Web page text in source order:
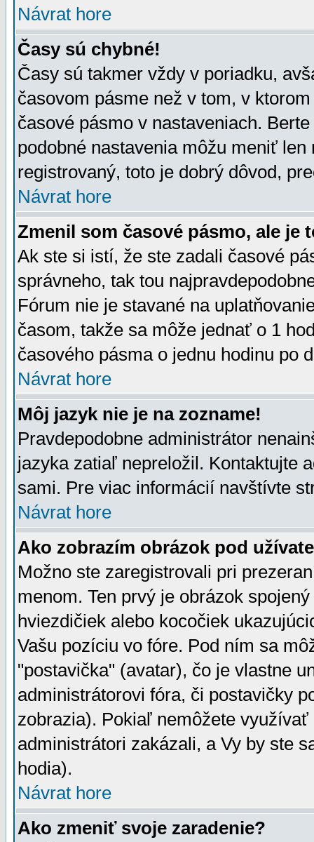
Návrat hore
Časy sú chybné!
Časy sú takmer vždy v poriadku,
časovom pásme než v tom, v
časové pásmo v nastaveniach.
podobné nastavenia môžu meniť
registrovaný, toto je dobrý dôvod,
Návrat hore
Zmenil som časové pásmo, ale je
Ak ste si istí, že ste zadali časové
správneho, tak tou
Fórum nie je stavané na
časom, takže sa môže jednať o 1
časového pásma o jednu hodinu po
Návrat hore
Môj jazyk nie je na zozname!
Pravdepodobne administrátor
jazyka zatiaľ nepreložil. Kontaktujte
sami. Pre viac informácií navštívte
Návrat hore
Ako zobrazím obrázok pod
Možno ste zaregistrovali pri
menom. Ten prvý je obrázok
hviezdičiek alebo kocočiek
Vašu pozíciu vo fóre. Pod ním sa
"postavička" (avatar), čo je vlastne
administrátorovi fóra, či postavičky
zobrazia). Pokiaľ nemôžete
administrátori zakázali, a Vy by ste
hodia).
Návrat hore
Ako zmeniť svoje zaradenie?